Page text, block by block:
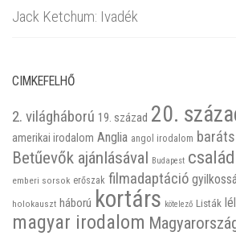
Jack Ketchum: Ivadék
CIMKEFELHŐ
2. világháború 19. század 20.
amerikai irodalom Anglia angol irodalom
Betűevők ajánlásával Budapest család
emberi sorsok erőszak filmadaptáció
holokauszt háború kortárs kötelező Listák
magyar irodalom